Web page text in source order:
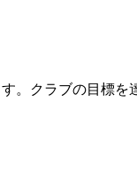
。クラブの目標